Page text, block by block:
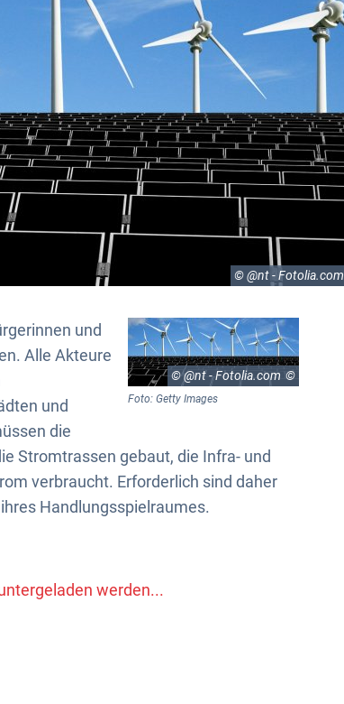
© @nt - Fotolia.com
© @nt - Fotolia.com
Foto: Getty Images
und
Alle Akteure
und
die
Stromtrassen gebaut, die Infra- und
verbraucht. Erforderlich sind daher
Handlungsspielraumes.
werden...